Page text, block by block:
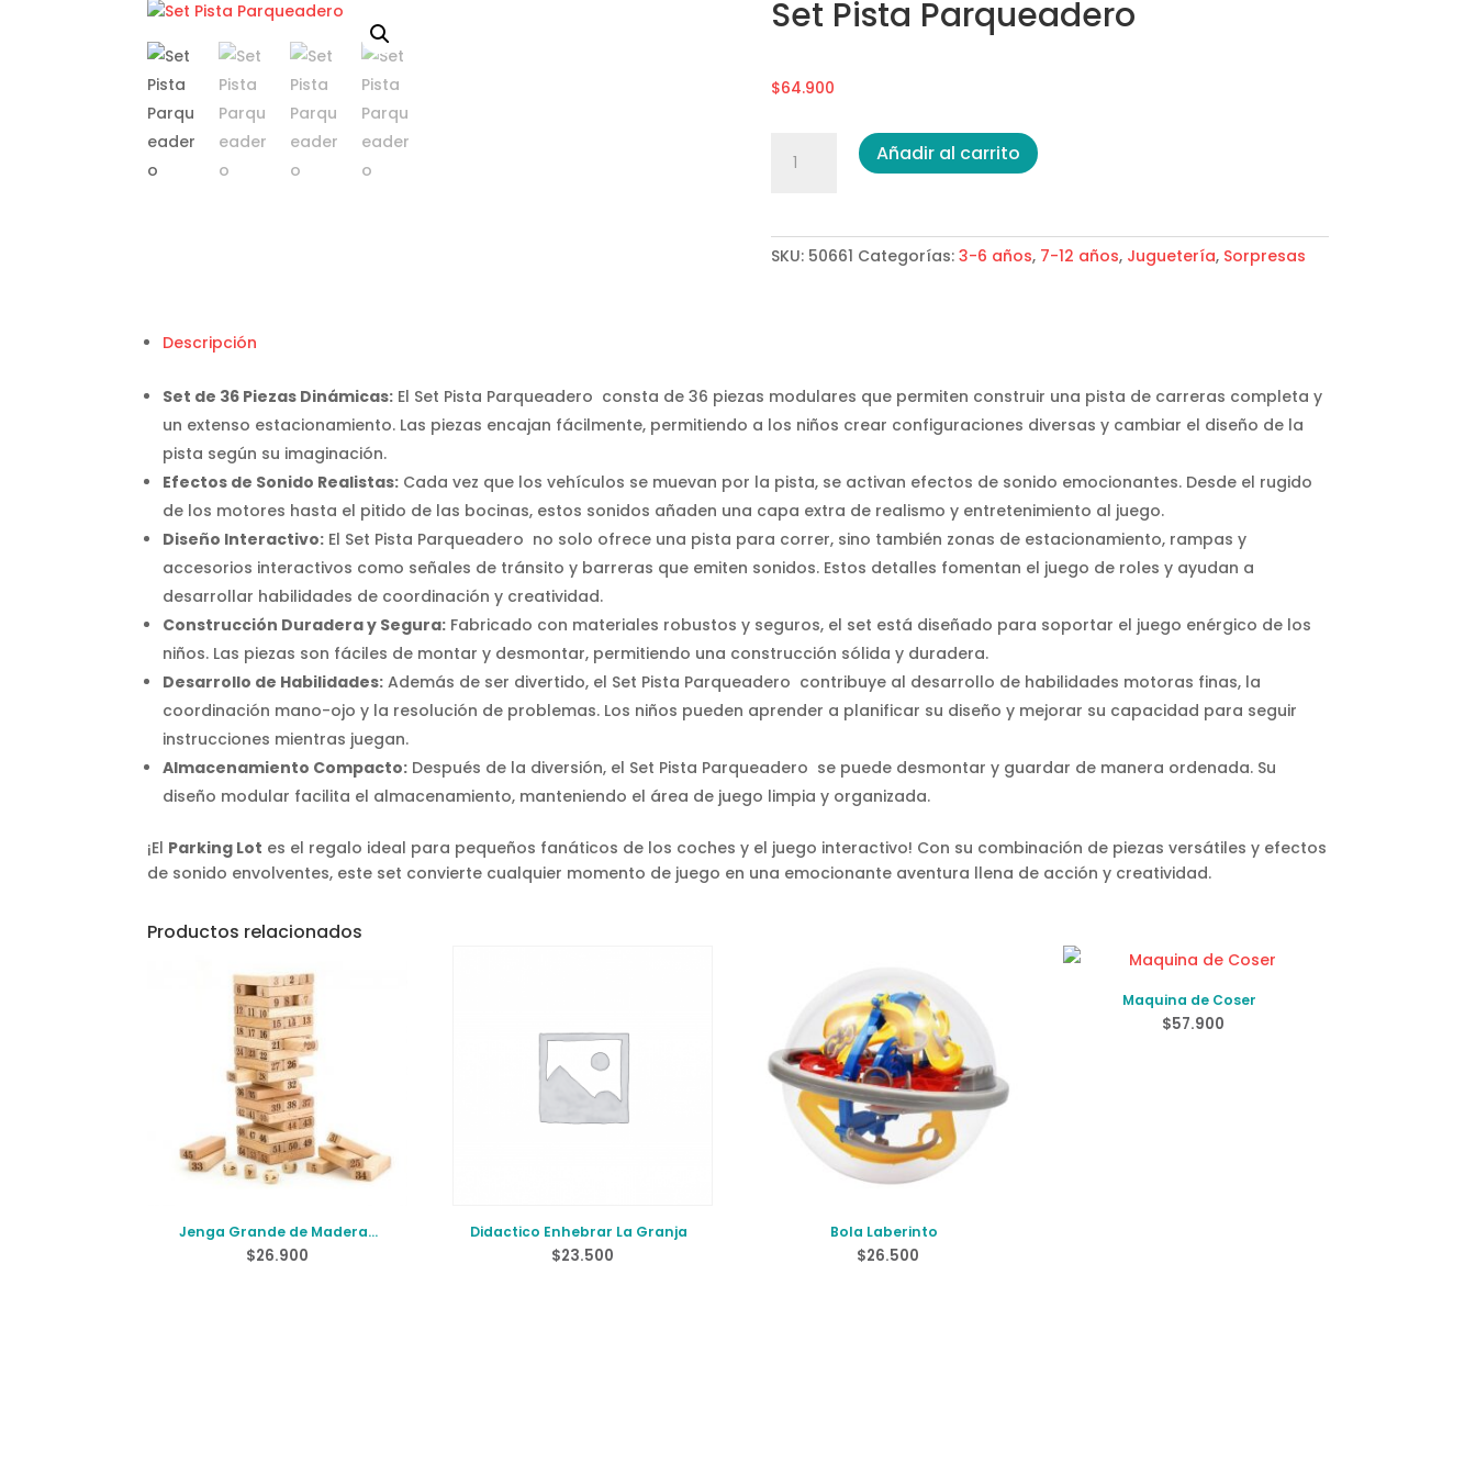
Set Pista Parqueadero
$64.900
Pista
Añadir al carrito
SKU: 50661 Categorías: 3-6 años, 7-12 años, Juguetería, Sorpresas
Descripción
Set de 36 Piezas Dinámicas: El Set Pista Parqueadero consta de 36 piezas modulares que permiten construir una pista de carreras completa y
un extenso estacionamiento. Las piezas encajan fácilmente, permitiendo a los niños crear configuraciones diversas y cambiar el diseño de la
pista según su imaginación.
Efectos de Sonido Realistas: Cada vez que los vehículos se muevan por la pista, se activan efectos de sonido emocionantes. Desde el rugido
de los motores hasta el pitido de las bocinas, estos sonidos añaden una capa extra de realismo y entretenimiento al juego.
Diseño Interactivo: El Set Pista Parqueadero no solo ofrece una pista para correr, sino también zonas de estacionamiento, rampas y
accesorios interactivos como señales de tránsito y barreras que emiten sonidos. Estos detalles fomentan el juego de roles y ayudan a
desarrollar habilidades de coordinación y creatividad.
Construcción Duradera y Segura: Fabricado con materiales robustos y seguros, el set está diseñado para soportar el juego enérgico de los
niños. Las piezas son fáciles de montar y desmontar, permitiendo una construcción sólida y duradera.
Desarrollo de Habilidades: Además de ser divertido, el Set Pista Parqueadero contribuye al desarrollo de habilidades motoras finas, la
coordinación mano-ojo y la resolución de problemas. Los niños pueden aprender a planificar su diseño y mejorar su capacidad para seguir
instrucciones mientras juegan.
Almacenamiento Compacto: Después de la diversión, el Set Pista Parqueadero se puede desmontar y guardar de manera ordenada. Su
diseño modular facilita el almacenamiento, manteniendo el área de juego limpia y organizada.
¡El Parking Lot es el regalo ideal para pequeños fanáticos de los coches y el juego interactivo! Con su combinación de piezas versátiles y efectos
de sonido envolventes, este set convierte cualquier momento de juego en una emocionante aventura llena de acción y creatividad.
Productos relacionados
Jenga Grande de Madera
Números
$26.900
Didactico Enhebrar La Granja
$23.500
Bola Laberinto
$26.500
Maquina de Coser
$57.900